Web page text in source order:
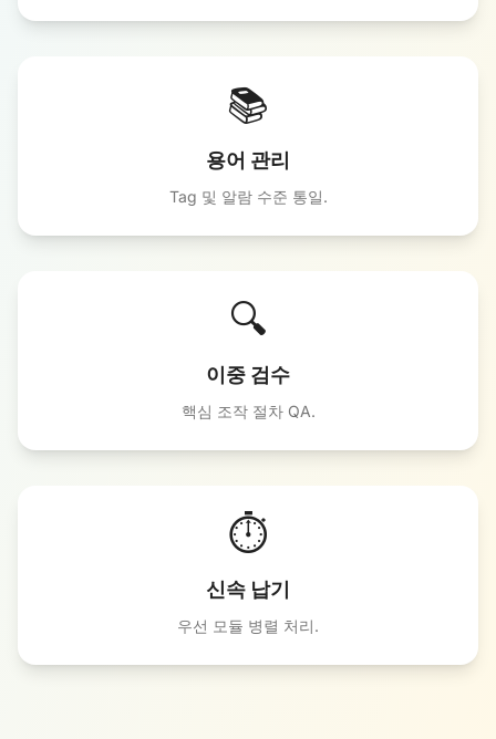
📚
용어 관리
Tag 및 알람 수준 통일.
🔍
이중 검수
핵심 조작 절차 QA.
⏱️
신속 납기
우선 모듈 병렬 처리.